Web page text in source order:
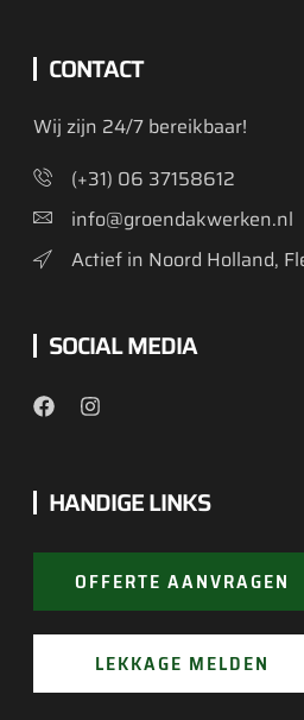
CONTACT
Wij zijn 24/7 bereikbaar!
(+31) 06 37158612
info@groendakwerken.nl
Actief in Noord Holland,
SOCIAL MEDIA
HANDIGE LINKS
OFFERTE AANVRAGEN
LEKKAGE MELDEN